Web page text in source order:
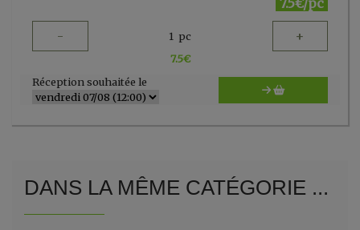
7.5€/pc
- 1 pc +
7.5€
Réception souhaitée le
DANS LA MÊME CATÉGORIE ...